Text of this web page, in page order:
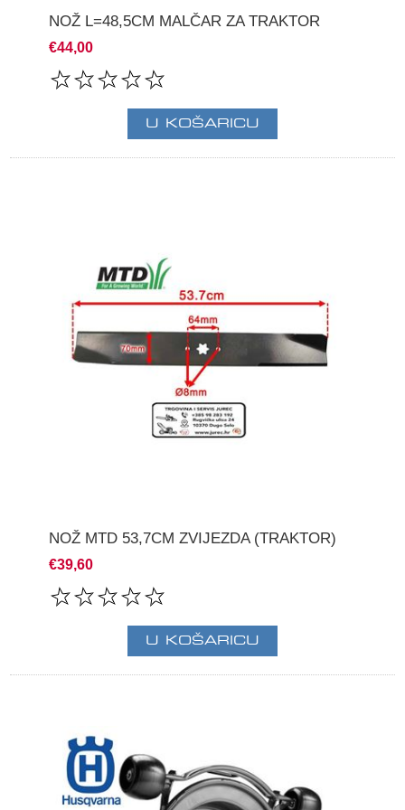
NOŽ L=48,5CM MALČAR ZA TRAKTOR
€44,00
NOŽ MTD 53,7CM ZVIJEZDA (TRAKTOR)
€39,60